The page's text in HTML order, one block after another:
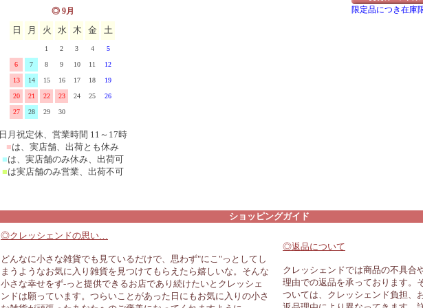
◎ 9月
日 月 火 水 木 金 土
1 2 3 4 5
6 7 8 9 10 11 12
13 14 15 16 17 18 19
20 21 22 23 24 25 26
27 28 29 30
日月祝定休、営業時間 11～17時
■は、実店舗、出荷とも休み
■は、実店舗のみ休み、出荷可
■は実店舗のみ営業、出荷不可
限定品につき在庫